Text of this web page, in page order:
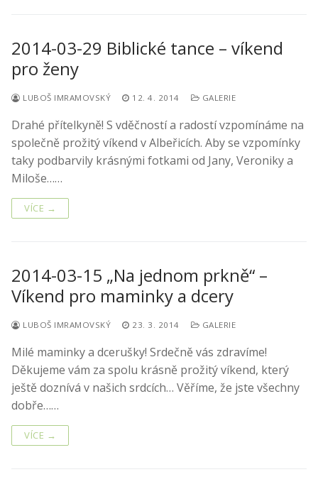
2014-03-29 Biblické tance – víkend
pro ženy
LUBOŠ IMRAMOVSKÝ 12. 4. 2014 GALERIE
Drahé přítelkyně! S vděčností a radostí vzpomínáme na
společně prožitý víkend v Albeřicích. Aby se vzpomínky
taky podbarvily krásnými fotkami od Jany, Veroniky a
Miloše……
VÍCE →
2014-03-15 „Na jednom prkně“ –
Víkend pro maminky a dcery
LUBOŠ IMRAMOVSKÝ 23. 3. 2014 GALERIE
Milé maminky a dcerušky! Srdečně vás zdravíme!
Děkujeme vám za spolu krásně prožitý víkend, který
ještě doznívá v našich srdcích… Věříme, že jste všechny
dobře……
VÍCE →